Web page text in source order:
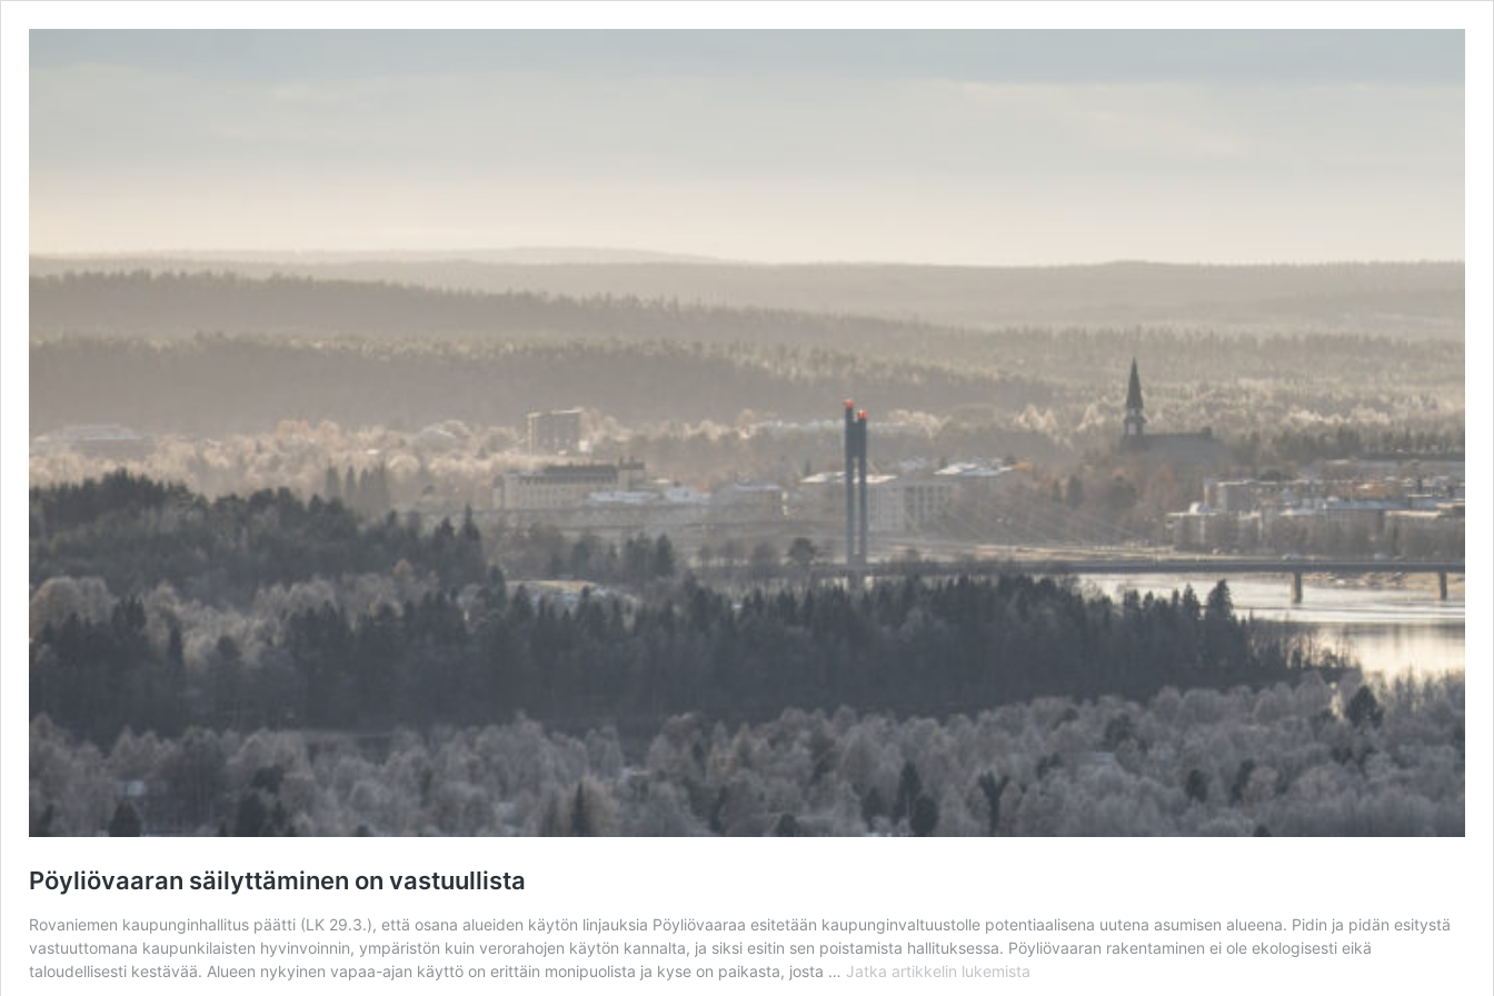
Pöyliövaaran säilyttäminen on vastuullista
Rovaniemen kaupunginhallitus päätti (LK 29.3.), että osana alueiden käytön linjauksia Pöyliövaaraa esitetään kaupunginvaltuustolle potentiaalisena uutena asumisen alueena. Pidin ja pidän esitystä
vastuuttomana kaupunkilaisten hyvinvoinnin, ympäristön kuin verorahojen käytön kannalta, ja siksi esitin sen poistamista hallituksessa. Pöyliövaaran rakentaminen ei ole ekologisesti eikä
taloudellisesti kestävää. Alueen nykyinen vapaa-ajan käyttö on erittäin monipuolista ja kyse on paikasta, josta … Jatka artikkelin Pöyliövaaran
lukemista